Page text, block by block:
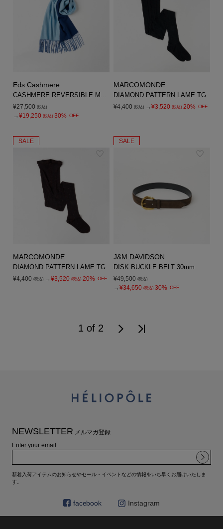
Eds Cashmere
¥27,500 (税込)
→¥19,250 (税込) 30% OFF
MARCOMONDE
DIAMOND PATTERN LAME TG
¥4,400 (税込) →¥3,520 (税込) 20% OFF
SALE
MARCOMONDE
DIAMOND PATTERN LAME TG
¥4,400 (税込) →¥3,520 (税込) 20% OFF
SALE
J&M DAVIDSON
DISK BUCKLE BELT 30mm
¥49,500 (税込)
→¥34,650 (税込) 30% OFF
1 of 2
NEWSLETTER メルマガ登録
Enter your email
新着入荷アイテムのお知らせやセール・イベントなどの情報をいち早くお届けいたしま
す。
facebook Instagram